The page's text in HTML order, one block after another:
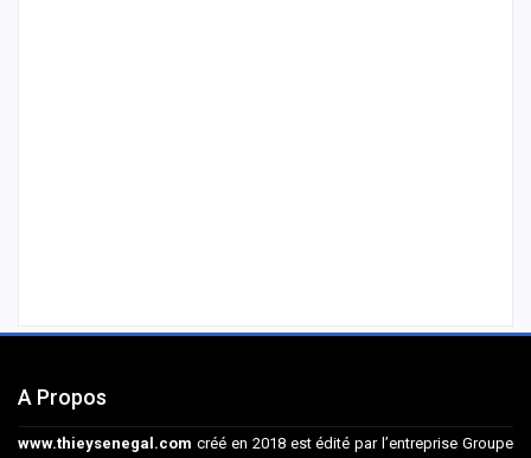
A Propos
www.thieysenegal.com créé en 2018 est édité par l’entreprise Groupe